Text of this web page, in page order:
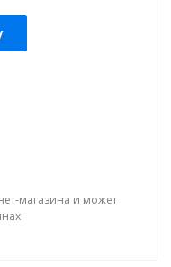
магазина и может